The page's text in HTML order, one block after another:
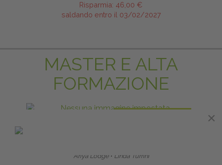
Risparmia: 46,00 €
saldando entro il 03/02/2027
MASTER E ALTA
FORMAZIONE
Ariya Lodge ∙ Linda Turrini
×